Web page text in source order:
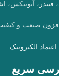
، فیندر ، آتونیکس،
صنعت و
سریع